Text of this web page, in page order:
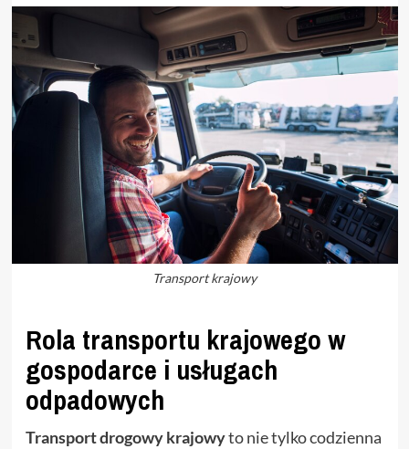
Transport krajowy
Rola transportu krajowego w
gospodarce i usługach
odpadowych
Transport drogowy krajowyto nie tylko codzienna